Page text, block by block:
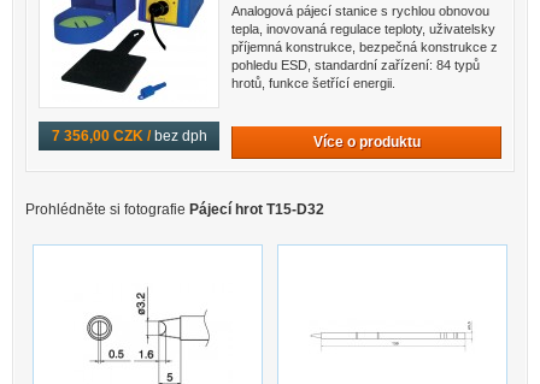
7 356,00 CZK / bez dph
Analogová pájecí stanice s rychlou obnovou
tepla, inovovaná regulace teploty, uživatelsky
příjemná konstrukce, bezpečná konstrukce z
pohledu ESD, standardní zařízení: 84 typů
hrotů, funkce šetřící energii.
Více o produktu
Prohlédněte si fotografie Pájecí hrot T15-D32